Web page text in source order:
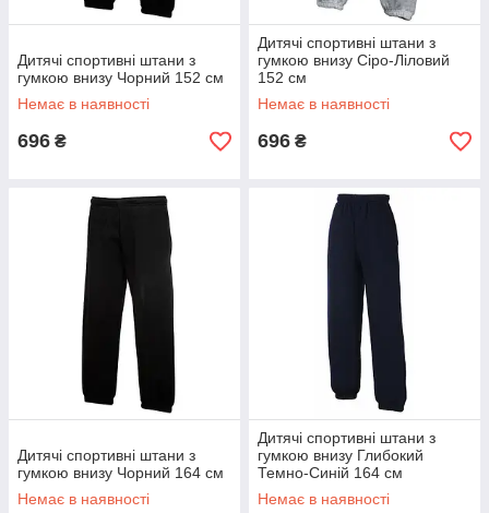
Дитячі спортивні штани з
гумкою внизу Чорний 152 см
Немає в наявності
696 ₴
Дитячі спортивні штани з
гумкою внизу Сіро-Ліловий
152 см
Немає в наявності
696 ₴
Дитячі спортивні штани з
гумкою внизу Чорний 164 см
Немає в наявності
Дитячі спортивні штани з
гумкою внизу Глибокий
Темно-Синій 164 см
Немає в наявності